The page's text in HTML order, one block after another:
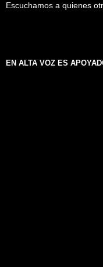
Escuchamos a quienes
EN ALTA VOZ ES